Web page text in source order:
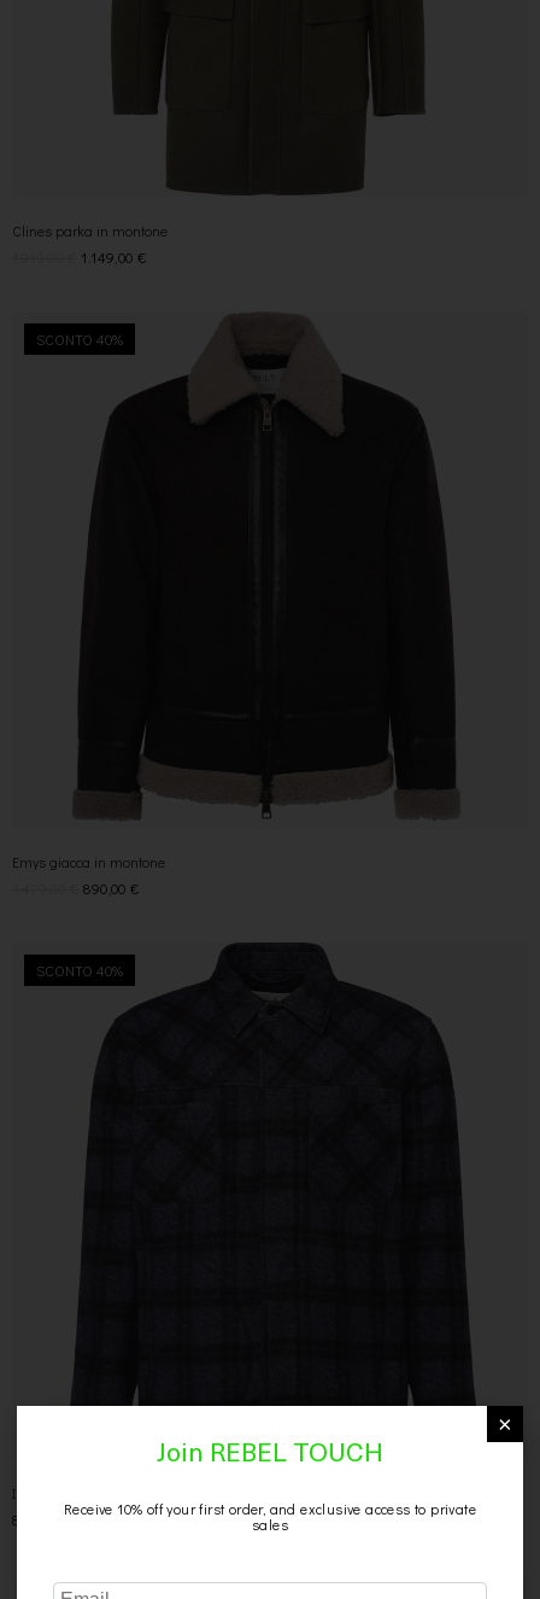
Clines parka in montone
1.149,00€
SCONTO 40%
Emys giacca in montone
890,00€
SCONTO 40%
Ink camicia in montone stampato check
849,00
€ - 959,00€
×
Join REBEL TOUCH
Receive 10% off your first order, and exclusive access to private
sales